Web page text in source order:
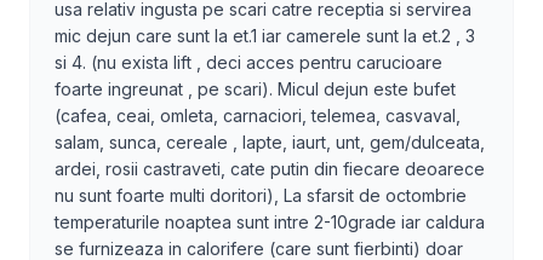
usa relativ ingusta pe scari catre receptia si servirea
mic dejun care sunt la et.1 iar camerele sunt la et.2 , 3
si 4. (nu exista lift , deci acces pentru carucioare
foarte ingreunat , pe scari). Micul dejun este bufet
(cafea, ceai, omleta, carnaciori, telemea, casvaval,
salam, sunca, cereale , lapte, iaurt, unt, gem/dulceata,
ardei, rosii castraveti, cate putin din fiecare deoarece
nu sunt foarte multi doritori), La sfarsit de octombrie
temperaturile noaptea sunt intre 2-10grade iar caldura
se furnizeaza in calorifere (care sunt fierbinti) doar